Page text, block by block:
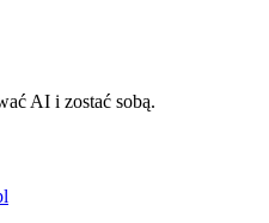
AI i zostać sobą.